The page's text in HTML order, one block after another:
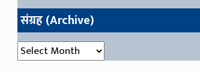
संग्रह (Archive)
संग्रह (Archive)